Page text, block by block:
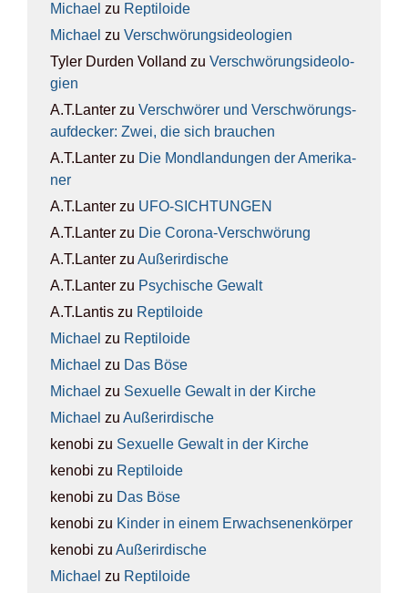
Michael zu Rep­ti­lo­ide
Michael zu Ver­schwö­rungs­ideo­lo­gien
Tyler Durden Volland zu Ver­schwö­rungs­ideo­lo­
gien
A.T.Lanter zu Ver­schwö­rer und Ver­schwö­rungs­
auf­de­cker: Zwei, die sich brau­chen
A.T.Lanter zu Die Mond­lan­dun­gen der Ame­ri­ka­
ner
A.T.Lanter zu UFO-SICH­TUN­GEN
A.T.Lanter zu Die Coro­na-Ver­schwö­rung
A.T.Lanter zu Außer­ir­di­sche
A.T.Lanter zu Psy­chi­sche Gewalt
A.T.Lantis zu Rep­ti­lo­ide
Michael zu Rep­ti­lo­ide
Michael zu Das Böse
Michael zu Sexu­el­le Gewalt in der Kir­che
Michael zu Außer­ir­di­sche
kenobi zu Sexu­el­le Gewalt in der Kir­che
kenobi zu Rep­ti­lo­ide
kenobi zu Das Böse
kenobi zu Kin­der in einem Erwach­se­nen­kör­per
kenobi zu Außer­ir­di­sche
Michael zu Rep­ti­lo­ide